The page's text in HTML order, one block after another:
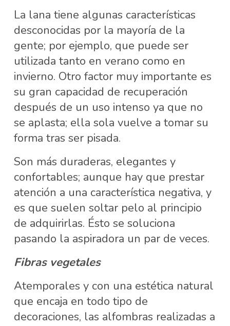
La lana tiene algunas características
desconocidas por la mayoría de la
gente; por ejemplo, que puede ser
utilizada tanto en verano como en
invierno. Otro factor muy importante es
su gran capacidad de recuperación
después de un uso intenso ya que no
se aplasta; ella sola vuelve a tomar su
forma tras ser pisada.
Son más duraderas, elegantes y
confortables; aunque hay que prestar
atención a una característica negativa, y
es que suelen soltar pelo al principio
de adquirirlas. Ésto se soluciona
pasando la aspiradora un par de veces.
Fibras vegetales
Atemporales y con una estética natural
que encaja en todo tipo de
decoraciones, las alfombras realizadas a